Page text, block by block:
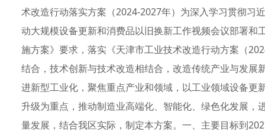
术改造行动落实方案（2024-2027年）为深入学习贯彻习
动大规模设备更新和消费品以旧换新工作视频会议部署
施方案》要求，落实《天津市工业技术改造行动方案（
结合，技术创新与技术改造相结合，改造传统产业与发
进新型工业化，聚焦重点产业和领域，以工业领域设备
升级为重点，推动制造业高端化、智能化、绿色化发展
量发展，结合我区实际，制定本方案。一、主要目标到